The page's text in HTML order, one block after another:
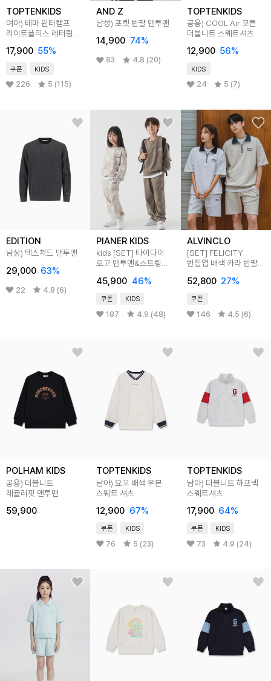
TOPTENKIDS
여아) 테마 윈터캠프
라이트플리스 레터링
17,900 55%
쿠폰 KIDS
226 5 (115)
AND Z
남성) 포켓 반팔 맨투맨
14,900 74%
83 4.8 (20)
TOPTENKIDS
공용) COOL Air 코튼
더블니트 스웨트셔츠
12,900 56%
KIDS
24 5 (7)
EDITION
남성) 텍스쳐드 맨투맨
29,000 63%
22 4.8 (6)
PIANER KIDS
kids [SET] 타이다이
로고 맨투맨&스트링
45,900 46%
쿠폰 KIDS
187 4.9 (48)
ALVINCLO
[SET] FELICITY
반집업 배색 카라 반팔
52,800 27%
쿠폰
146 4.5 (6)
POLHAM KIDS
공용) 더블니트
레귤러핏 맨투맨
59,900
TOPTENKIDS
남아) 요꼬 배색 우븐
스웨트 셔츠
12,900 67%
쿠폰 KIDS
76 5 (23)
TOPTENKIDS
남아) 더블니트 하프넥
스웨트셔츠
17,900 64%
쿠폰 KIDS
73 4.9 (24)